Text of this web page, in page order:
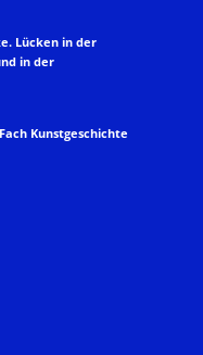
Lücken in der
in der
Kunstgeschichte